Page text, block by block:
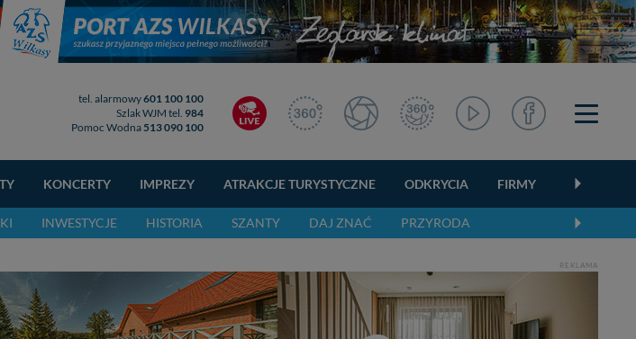
tel. alarmowy601 100 100
Szlak WJM tel. 984
Pomoc Wodna 513 090 100
KONCERTY IMPREZY ATRAKCJE TURYSTYCZNE ODKRYCIA FIRMY
INWESTYCJE HISTORIA SZANTY DAJ ZNAĆ PRZYRODA
REKLAMA